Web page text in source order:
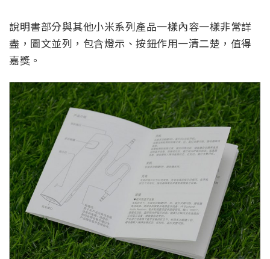
說明書部分與其他小米系列產品一樣內容一樣非常詳
盡，圖文並列，包含燈示、按鈕作用一清二楚，值得
嘉獎。